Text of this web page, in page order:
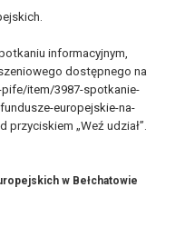
informacyjnym,
dostępnego na
item/3987-spotkanie-
europejskie-na-
przyciskiem „Weź udział”.
w Bełchatowie